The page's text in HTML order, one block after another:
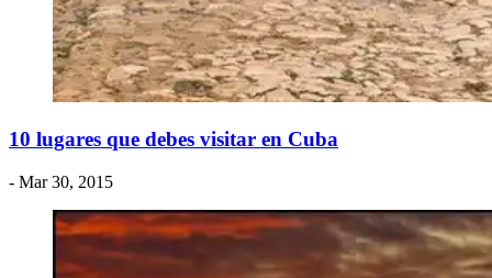
​10 lugares que debes visitar en Cuba
- Mar 30, 2015